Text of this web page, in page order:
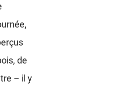
de
– il y